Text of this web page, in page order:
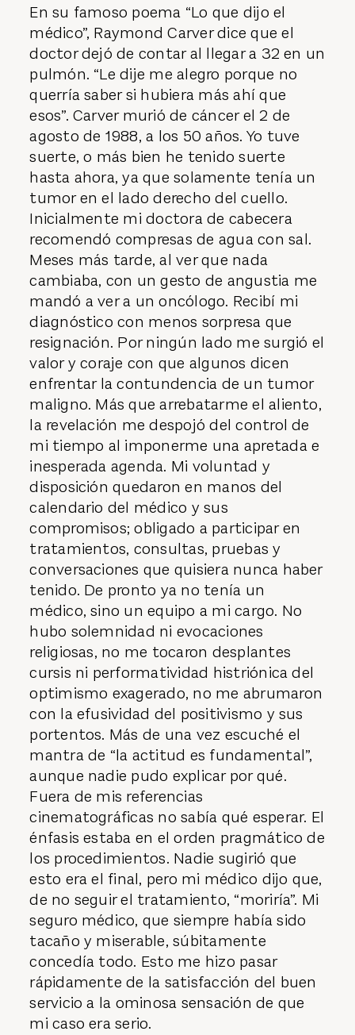
En su famoso poema “Lo que dijo el
médico”, Raymond Carver dice que el
doctor dejó de contar al llegar a 32 en un
pulmón. “Le dije me alegro porque no
querría saber si hubiera más ahí que
esos”. Carver murió de cáncer el 2 de
agosto de 1988, a los 50 años. Yo tuve
suerte, o más bien he tenido suerte
hasta ahora, ya que solamente tenía un
tumor en el lado derecho del cuello.
Inicialmente mi doctora de cabecera
recomendó compresas de agua con sal.
Meses más tarde, al ver que nada
cambiaba, con un gesto de angustia me
mandó a ver a un oncólogo. Recibí mi
diagnóstico con menos sorpresa que
resignación. Por ningún lado me surgió el
valor y coraje con que algunos dicen
enfrentar la contundencia de un tumor
maligno. Más que arrebatarme el aliento,
la revelación me despojó del control de
mi tiempo al imponerme una apretada e
inesperada agenda. Mi voluntad y
disposición quedaron en manos del
calendario del médico y sus
compromisos; obligado a participar en
tratamientos, consultas, pruebas y
conversaciones que quisiera nunca haber
tenido. De pronto ya no tenía un
médico, sino un equipo a mi cargo. No
hubo solemnidad ni evocaciones
religiosas, no me tocaron desplantes
cursis ni performatividad histriónica del
optimismo exagerado, no me abrumaron
con la efusividad del positivismo y sus
portentos. Más de una vez escuché el
mantra de “la actitud es fundamental”,
aunque nadie pudo explicar por qué.
Fuera de mis referencias
cinematográficas no sabía qué esperar. El
énfasis estaba en el orden pragmático de
los procedimientos. Nadie sugirió que
esto era el final, pero mi médico dijo que,
de no seguir el tratamiento, “moriría”. Mi
seguro médico, que siempre había sido
tacaño y miserable, súbitamente
concedía todo. Esto me hizo pasar
rápidamente de la satisfacción del buen
servicio a la ominosa sensación de que
mi caso era serio.